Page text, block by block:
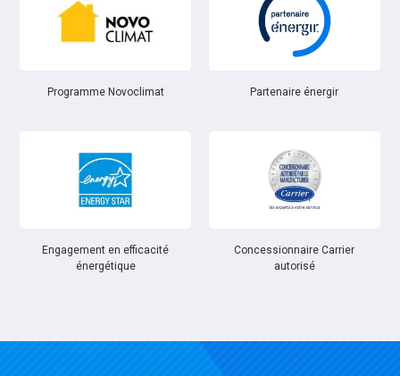
Programme Novoclimat Partenaire énergir
Engagement en efficacité
énergétique
Concessionnaire Carrier
autorisé